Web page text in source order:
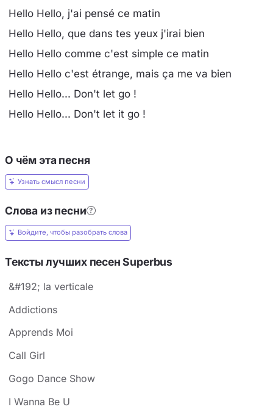
Hello Hello, j'ai pensé ce matin
Hello Hello, que dans tes yeux j'irai bien
Hello Hello comme c'est simple ce matin
Hello Hello c'est étrange, mais ça me va bien
Hello Hello... Don't let go !
Hello Hello... Don't let it go !
О чём эта песня
Узнать смысл песни
Слова из песни
Войдите, чтобы разобрать слова
Тексты лучших песен Superbus
&#192; la verticale
Addictions
Apprends Moi
Call Girl
Gogo Dance Show
I Wanna Be U